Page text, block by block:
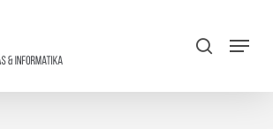
search
Menu
Close